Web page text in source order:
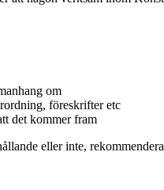
om
föreskrifter etc
det kommer fram
eller inte,